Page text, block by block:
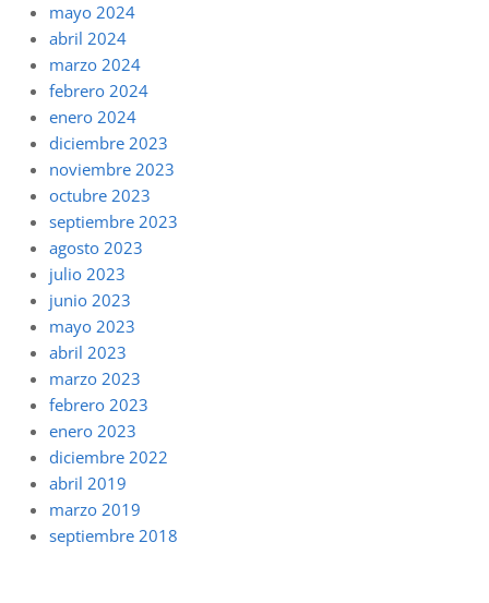
mayo 2024
abril 2024
marzo 2024
febrero 2024
enero 2024
diciembre 2023
noviembre 2023
octubre 2023
septiembre 2023
agosto 2023
julio 2023
junio 2023
mayo 2023
abril 2023
marzo 2023
febrero 2023
enero 2023
diciembre 2022
abril 2019
marzo 2019
septiembre 2018